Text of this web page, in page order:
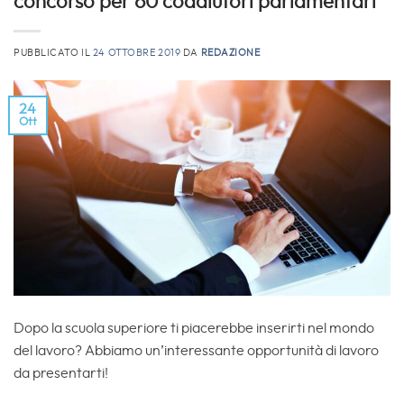
PUBBLICATO IL 24 OTTOBRE 2019 DA REDAZIONE
24
Ott
Dopo la scuola superiore ti piacerebbe inserirti nel mondo
del lavoro? Abbiamo un’interessante opportunità di lavoro
da presentarti!